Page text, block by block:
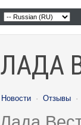
ЛАДА
Новости · Отзывы ·